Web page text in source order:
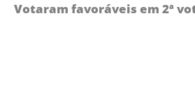
Votaram favoráveis em 2ª